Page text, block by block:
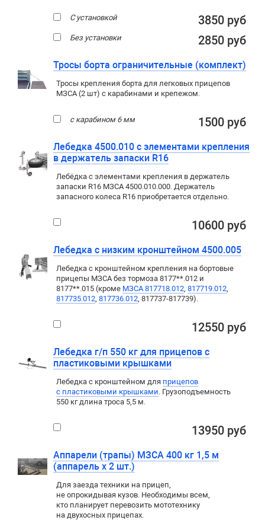
С установкой 3850 руб
Без установки 2850 руб
Тросы борта ограничительные (комплект)
Тросы крепления борта для легковых прицепов
МЗСА (2 шт) с карабинами и крепежом.
с карабином 6 мм 1500 руб
Лебедка 4500.010 с элементами крепления
в держатель запаски R16
Лебёдка с элементами крепления в держатель
запаски R16 МЗСА 4500.010.000. Держатель
запасного колеса R16 приобретается отдельно.
10600 руб
Лебедка с низким кронштейном 4500.005
Лебедка с кронштейном крепления на бортовые
прицепы МЗСА без тормоза 8177**.012 и
8177**.015 (кроме МЗСА 817718.012, 817719.012,
817735.012, 817736.012, 817737-817739).
12550 руб
Лебедка г/п 550 кг для прицепов с
пластиковыми крышками
Лебедка c кронштейном для прицепов
с пластиковыми крышками. Грузоподъемность
550 кг длина троса 5,5 м.
13950 руб
Аппарели (трапы) МЗСА 400 кг 1,5 м
(аппарель х 2 шт.)
Для заезда техники на прицеп,
не опрокидывая кузов. Необходимы всем,
кто планирует перевозить мототехнику
на двухосных прицепах.